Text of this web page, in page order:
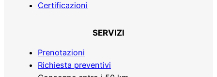
Certificazioni
SERVIZI
Prenotazioni
Richiesta preventivi